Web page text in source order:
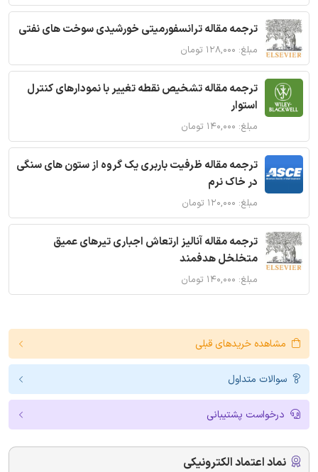
ترجمه مقاله ترانسفورمیتی خورشیدی سوخت های نفتی
مبلغ: ۱۲۸,۰۰۰ تومان
ترجمه مقاله تشخیص نقطه تغییر با نمودارهای کنترل
استوار
مبلغ: ۱۴۰,۰۰۰ تومان
ترجمه مقاله ظرفیت باربری یک گروه از ستون های سنگی
در خاک نرم
مبلغ: ۱۲۰,۰۰۰ تومان
ترجمه مقاله آنالیز ارتعاش اجباری تیرهای عمیق
متخلخل هدفمند
مبلغ: ۱۴۰,۰۰۰ تومان
مشاهده خریدهای قبلی
سوالات متداول
درخواست پشتیبانی
نماد اعتماد الکترونیکی